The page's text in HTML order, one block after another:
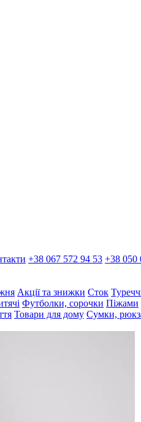
+38 067 572 94 53 +38 050
Акції та знижки Сток
Футболки, сорочки Піжами
Товари для дому Сумки,